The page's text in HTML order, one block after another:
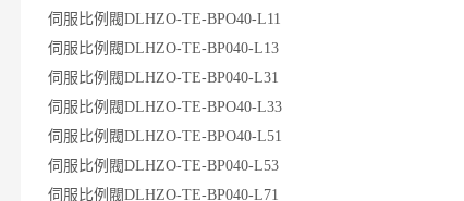
伺服比例閥DLHZO-TE-BPO40-L11
伺服比例閥DLHZO-TE-BP040-L13
伺服比例閥DLHZO-TE-BP040-L31
伺服比例閥DLHZO-TE-BPO40-L33
伺服比例閥DLHZO-TE-BPO40-L51
伺服比例閥DLHZO-TE-BP040-L53
伺服比例閥DLHZO-TE-BP040-L71